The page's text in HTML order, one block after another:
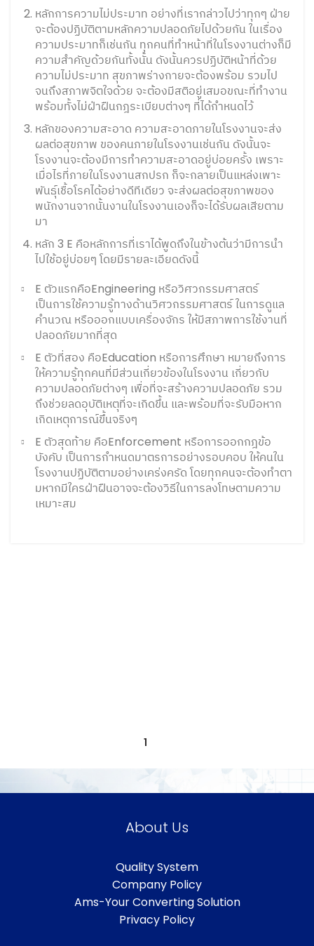
หลักการความไม่ประมาท อย่างที่เรากล่าวไปว่าทุกๆ ฝ่าย
จะต้องปฏิบัติตามหลักความปลอดภัยไปด้วยกัน ในเรื่อง
ความประมาทก็เช่นกัน ทุกคนที่ทำหน้าที่ในโรงงานต่างก็มี
ความสำคัญด้วยกันทั้งนั้น ดังนั้นควรปฏิบัติหน้าที่ด้วย
ความไม่ประมาท สุขภาพร่างกายจะต้องพร้อม รวมไป
จนถึงสภาพจิตใจด้วย จะต้องมีสติอยู่เสมอขณะที่ทำงาน
พร้อมทั้งไม่ฝ่าฝืนกฎระเบียบต่างๆ ที่ได้กำหนดไว้
หลักของความสะอาด ความสะอาดภายในโรงงานจะส่ง
ผลต่อสุขภาพ ของคนภายในโรงงานเช่นกัน ดังนั้นจะ
โรงงานจะต้องมีการทำความสะอาดอยู่บ่อยครั้ง เพราะ
เมื่อไรที่ภายในโรงงานสกปรก ก็จะกลายเป็นแหล่งเพาะ
พันธุ์เชื้อโรคได้อย่างดีทีเดียว จะส่งผลต่อสุขภาพของ
พนักงานจากนั้นงานในโรงงานเองก็จะได้รับผลเสียตาม
มา
หลัก 3 E คือหลักการที่เราได้พูดถึงในข้างต้นว่ามีการนำ
ไปใช้อยู่บ่อยๆ โดยมีรายละเอียดดังนี้
E ตัวแรกคือEngineering หรือวิศวกรรมศาสตร์
เป็นการใช้ความรู้ทางด้านวิศวกรรมศาสตร์ ในการดูแล
คำนวณ หรือออกแบบเครื่องจักร ให้มีสภาพการใช้งานที่
ปลอดภัยมากที่สุด
E ตัวที่สอง คือEducation หรือการศึกษา หมายถึงการ
ให้ความรู้ทุกคนที่มีส่วนเกี่ยวข้องในโรงงาน เกี่ยวกับ
ความปลอดภัยต่างๆ เพื่อที่จะสร้างความปลอดภัย รวม
ถึงช่วยลดอุบัติเหตุที่จะเกิดขึ้น และพร้อมที่จะรับมือหาก
เกิดเหตุการณ์ขึ้นจริงๆ
E ตัวสุดท้าย คือEnforcement หรือการออกกฎข้อ
บังคับ เป็นการกำหนดมาตรการอย่างรอบคอบ ให้คนใน
โรงงานปฏิบัติตามอย่างเคร่งครัด โดยทุกคนจะต้องทำตา
มหากมีใครฝ่าฝืนอาจจะต้องวิธีในการลงโทษตามความ
เหมาะสม
1
About Us
Quality System
Company Policy
Ams-Your Converting Solution
Privacy Policy